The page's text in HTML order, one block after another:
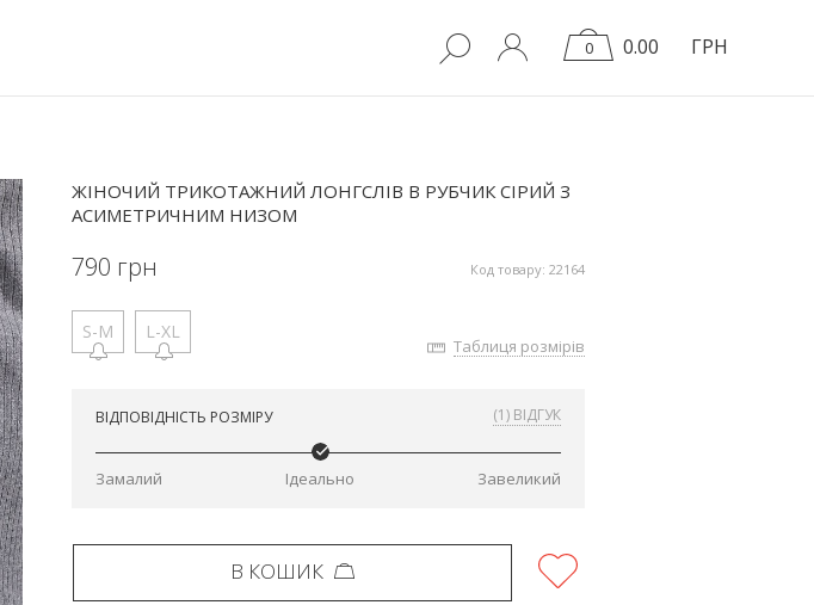
0 0.00 ГРН
ЖІНОЧИЙ ТРИКОТАЖНИЙ ЛОНГСЛІВ В РУБЧИК СІРИЙ З
АСИМЕТРИЧНИМ НИЗОМ
790 грн Код товару: 22164
S-M L-XL
Таблиця розмірів
ВІДПОВІДНІСТЬ РОЗМІРУ
(1) ВІДГУК
Замалий Ідеально Завеликий
В КОШИК